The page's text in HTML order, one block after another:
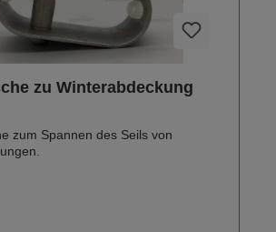
zu Winterabdeckung
zum Spannen des Seils von